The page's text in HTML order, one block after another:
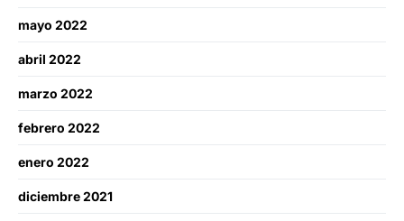
mayo 2022
abril 2022
marzo 2022
febrero 2022
enero 2022
diciembre 2021